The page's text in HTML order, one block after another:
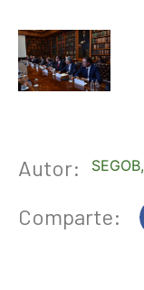
Autor: SEGOB,
Comparte: